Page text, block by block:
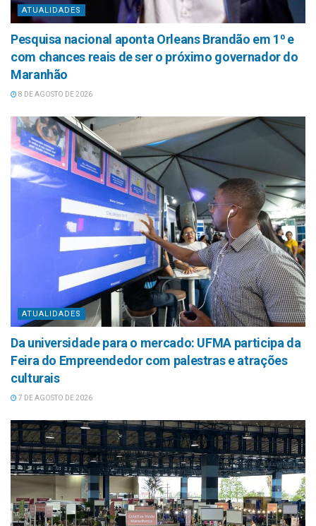
ATUALIDADES
Pesquisa nacional aponta Orleans Brandão em 1⁰ e
com chances reais de ser o próximo governador do
Maranhão
8 DE AGOSTO DE 2026
ATUALIDADES
Da universidade para o mercado: UFMA participa da
Feira do Empreendedor com palestras e atrações
culturais
7 DE AGOSTO DE 2026